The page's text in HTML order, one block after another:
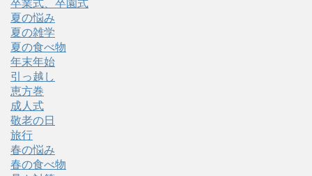
卒業式、卒園式
夏の悩み
夏の雑学
夏の食べ物
年末年始
引っ越し
恵方巻
成人式
敬老の日
旅行
春の悩み
春の食べ物